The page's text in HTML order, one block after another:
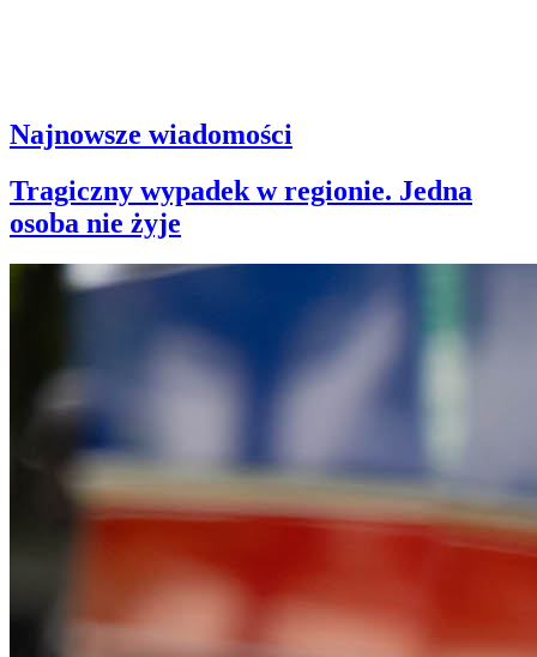
Najnowsze wiadomości
Tragiczny wypadek w regionie. Jedna
osoba nie żyje